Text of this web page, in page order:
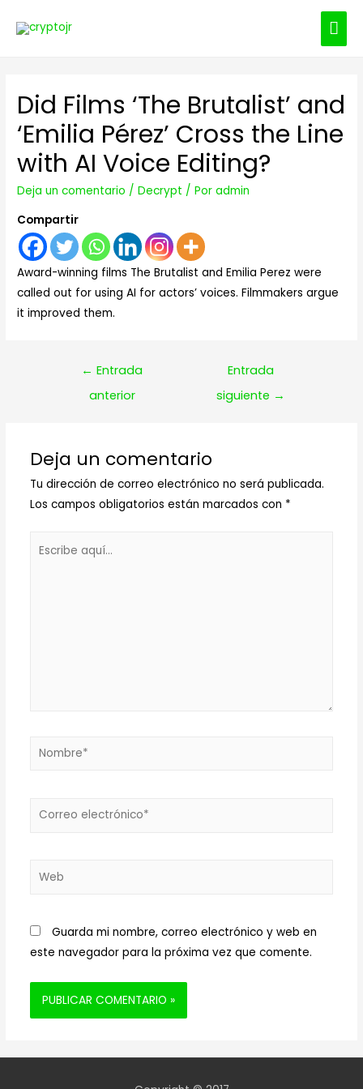
Did Films ‘The Brutalist’ and
‘Emilia Pérez’ Cross the Line
with AI Voice Editing?
Deja un comentario /Decrypt / Poradmin
Compartir
Award-winning films The Brutalist and Emilia Perez were
called out for using AI for actors’ voices. Filmmakers argue
it improved them.
Navegación
← Entrada
anterior
Entrada
siguiente →
Deja un comentario
Tu dirección de correo electrónico no será publicada.
Los campos obligatorios están marcados con *
Nombre*
Correo
Web
Guarda mi nombre, correo electrónico y web en
este navegador para la próxima vez que comente.